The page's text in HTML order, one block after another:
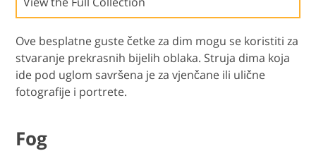
Ove besplatne guste četke za dim mogu se koristiti za
stvaranje prekrasnih bijelih oblaka. Struja dima koja
ide pod uglom savršena je za vjenčane ili ulične
fotografije i portrete.
Fog